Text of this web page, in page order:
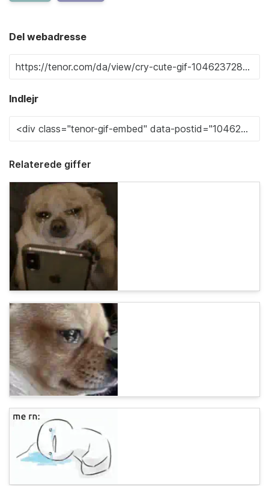
Del webadresse
Indlejr
Relaterede giffer